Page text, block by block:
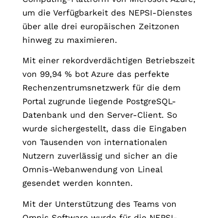
um die Verfügbarkeit des NEPSI-Dienstes
über alle drei europäischen Zeitzonen
hinweg zu maximieren.
Mit einer rekordverdächtigen Betriebszeit
von 99,94 % bot Azure das perfekte
Rechenzentrumsnetzwerk für die dem
Portal zugrunde liegende PostgreSQL-
Datenbank und den Server-Client. So
wurde sichergestellt, dass die Eingaben
von Tausenden von internationalen
Nutzern zuverlässig und sicher an die
Omnis-Webanwendung von Lineal
gesendet werden konnten.
Mit der Unterstützung des Teams von